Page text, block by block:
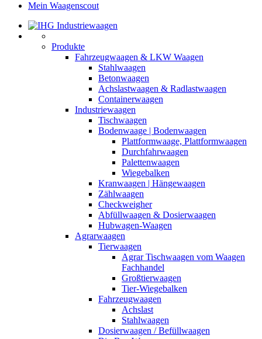
Mein Waagenscout
Produkte
Fahrzeugwaagen & LKW Waagen
Stahlwaagen
Betonwaagen
Achslastwaagen & Radlastwaagen
Containerwaagen
Industriewaagen
Tischwaagen
Bodenwaage | Bodenwaagen
Plattformwaage, Plattformwaagen
Durchfahrwaagen
Palettenwaagen
Wiegebalken
Kranwaagen | Hängewaagen
Zählwaagen
Checkweigher
Abfüllwaagen & Dosierwaagen
Hubwagen-Waagen
Agrarwaagen
Tierwaagen
Agrar Tischwaagen vom Waagen
Fachhandel
Großtierwaagen
Tier-Wiegebalken
Fahrzeugwaagen
Achslast
Stahlwaagen
Dosierwaagen / Befüllwaagen